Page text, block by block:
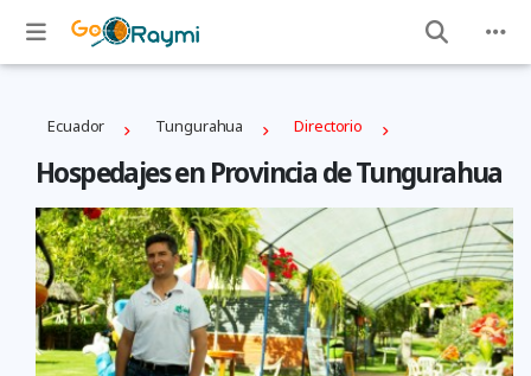
Ecuador Tungurahua Directorio
Hospedajes en Provincia de Tungurahua